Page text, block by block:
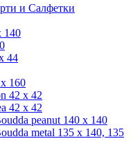
и Салфетки
140
44
160
42 x 42
42 x 42
peanut 140 x 140
metal 135 x 140, 135